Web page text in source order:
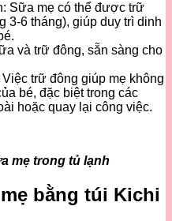
Sữa mẹ có thể được trữ
3-6 tháng), giúp duy trì dinh
và trữ đông, sẵn sàng cho
trữ đông giúp mẹ không
bé, đặc biệt trong các
hoặc quay lại công việc.
mẹ trong tủ lạnh
bằng túi Kichi